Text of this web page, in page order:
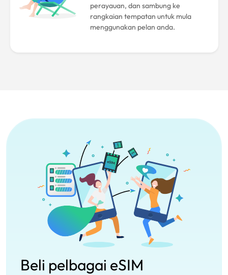
perayauan, dan sambung ke
rangkaian tempatan untuk mula
menggunakan pelan anda.
Beli pelbagai eSIM